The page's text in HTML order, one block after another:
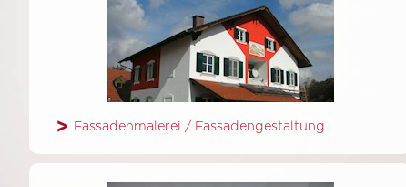
LASURTECHNIKEN
INNENRAUMGESTALTUNG
BRANDSCHUTZBESCHICHTUNG
SCHIMMELBEKÄMPFUNG
AUSSENBEREICH
Fassadenmalerei / Fassadengestaltung